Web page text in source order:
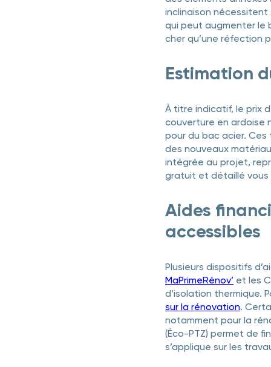
inclinaison
qui peut augmenter le
cher qu’une réfection
Estimation
À titre indicatif, le prix
couverture en ardoise
pour du bac acier.
des nouveaux
intégrée au projet,
gratuit et détaillé vous
Aides
accessibles
Plusieurs dispositifs
MaPrimeRénov’ et les
d’isolation thermique.
sur la rénovation.
notamment pour la
(Éco-PTZ) permet de
s’applique sur les